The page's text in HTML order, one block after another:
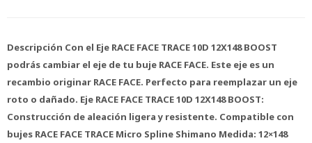
Descripción Con el Eje RACE FACE TRACE 10D 12X148 BOOST
podrás cambiar el eje de tu buje RACE FACE. Este eje es un
recambio originar RACE FACE. Perfecto para reemplazar un eje
roto o dañado. Eje RACE FACE TRACE 10D 12X148 BOOST:
Construcción de aleación ligera y resistente. Compatible con
bujes RACE FACE TRACE Micro Spline Shimano Medida: 12×148